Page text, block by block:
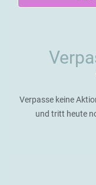
Verpasse keine
und tritt heute